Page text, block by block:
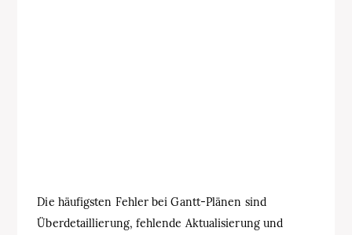
Die häufigsten Fehler bei Gantt‑Plänen sind
Überdetaillierung, fehlende Aktualisierung und